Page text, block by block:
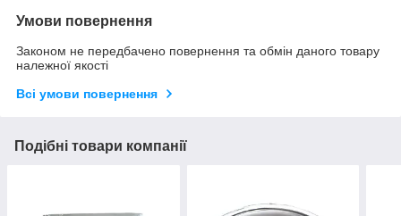
Умови повернення
Законом не передбачено повернення та обмін даного товару
належної якості
Всі умови повернення
Подібні товари компанії